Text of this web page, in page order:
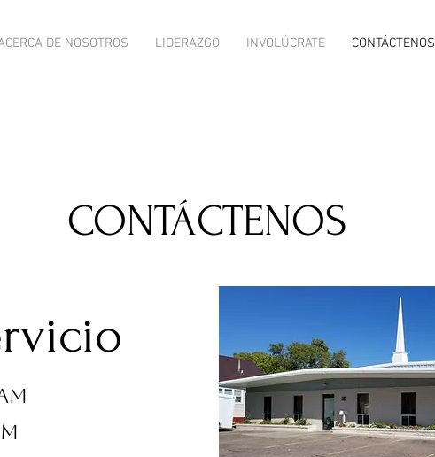
DE NOSOTROS LIDERAZGO INVOLÚCRATE CONTÁCTENOS
CONTÁCTENOS